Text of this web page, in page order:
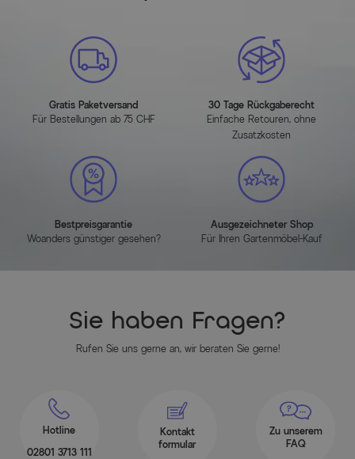
Gratis Paketversand
Für Bestellungen ab 75 CHF
30 Tage Rückgaberecht
Einfache Retouren, ohne
Zusatzkosten
Bestpreisgarantie
Woanders günstiger gesehen?
Ausgezeichneter Shop
Für Ihren Gartenmöbel-Kauf
Sie haben Fragen?
Rufen Sie uns gerne an, wir beraten Sie gerne!
Hotline
02801 3713 111
Kontakt
formular
Zu unserem
FAQ